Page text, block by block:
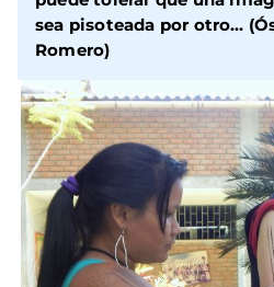
sea pisoteada por otro…
Romero)